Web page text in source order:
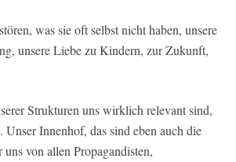
was sie oft selbst nicht haben, unsere
unsere Liebe zu Kindern, zur Zukunft,
Strukturen uns wirklich relevant sind,
Unser Innenhof, das sind eben auch die
von allen Propagandisten,